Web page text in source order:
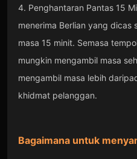
4. Penghantaran Pantas 15
menerima Berlian yang dicas
masa 15 minit. Semasa
mungkin mengambil masa
mengambil masa lebih
khidmat pelanggan.
Bagaimana untuk